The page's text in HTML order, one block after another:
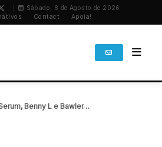
Sábado, 8 de Agosto de 2026
Contact Apoia!
Benny L e Bawler…